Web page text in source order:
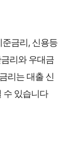
금리, 신용등
리와 우대금
리는 대출 신
수 있습니다